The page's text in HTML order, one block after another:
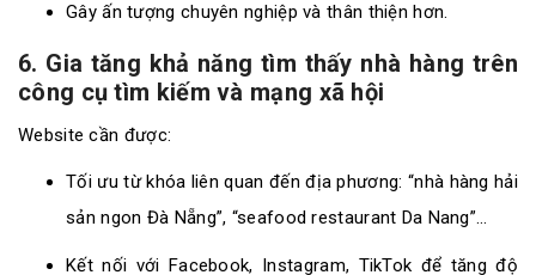
Gây ấn tượng chuyên nghiệp và thân thiện hơn.
6. Gia tăng khả năng tìm thấy nhà hàng trên
công cụ tìm kiếm và mạng xã hội
Website cần được:
Tối ưu từ khóa liên quan đến địa phương: “nhà hàng hải
sản ngon Đà Nẵng”, “seafood restaurant Da Nang”…
Kết nối với Facebook, Instagram, TikTok để tăng độ